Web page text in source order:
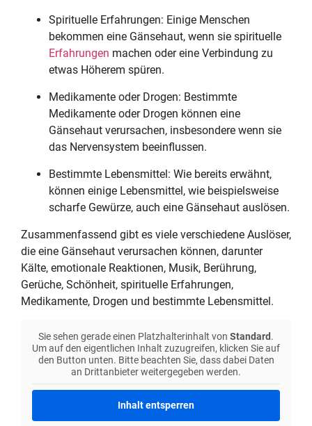
Spirituelle Erfahrungen: Einige Menschen
bekommen eine Gänsehaut, wenn sie spirituelle
Erfahrungen machen oder eine Verbindung zu
etwas Höherem spüren.
Medikamente oder Drogen: Bestimmte
Medikamente oder Drogen können eine
Gänsehaut verursachen, insbesondere wenn sie
das Nervensystem beeinflussen.
Bestimmte Lebensmittel: Wie bereits erwähnt,
können einige Lebensmittel, wie beispielsweise
scharfe Gewürze, auch eine Gänsehaut auslösen.
Zusammenfassend gibt es viele verschiedene Auslöser,
die eine Gänsehaut verursachen können, darunter
Kälte, emotionale Reaktionen, Musik, Berührung,
Gerüche, Schönheit, spirituelle Erfahrungen,
Medikamente, Drogen und bestimmte Lebensmittel.
Sie sehen gerade einen Platzhalterinhalt von Standard .
Um auf den eigentlichen Inhalt zuzugreifen, klicken Sie auf
den Button unten. Bitte beachten Sie, dass dabei Daten
an Drittanbieter weitergegeben werden.
Inhalt entsperren